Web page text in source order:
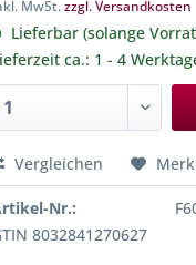
MwSt.zzgl. Versandkosten
Lieferbar (solange
ca.: 1 - 4
Vergleichen
Nr.:
8032841270627